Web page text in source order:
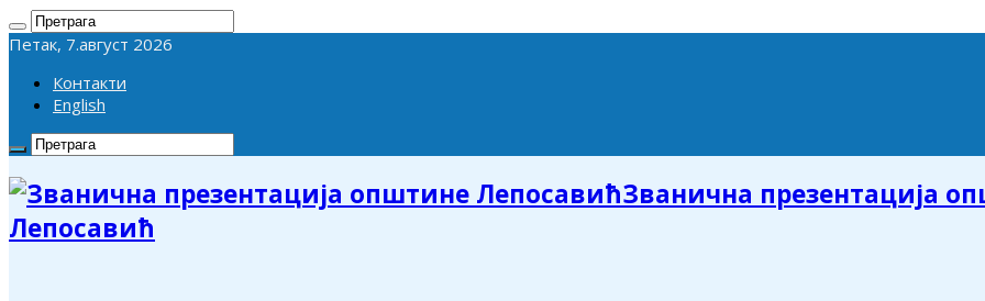
Петак, 7.август 2026
Контакти
English
Званична презентација
Лепосавић